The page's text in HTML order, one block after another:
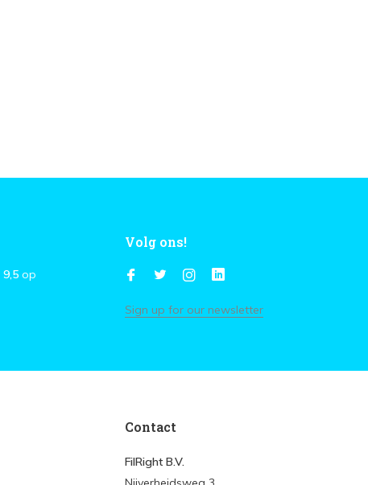
9,5 op
Volg ons!
Sign up for our newsletter
Contact
FilRight B.V.